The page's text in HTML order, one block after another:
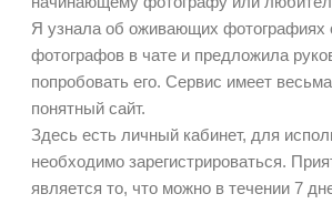
Я узнала об оживающих фотографиях
фотографов в чате и предложила
попробовать его. Сервис имеет
понятный сайт.
Здесь есть личный кабинет, для
необходимо зарегистрироваться.
является то, что можно в течении 7